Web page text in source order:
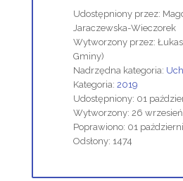
Udostępniony przez:
Jaraczewska-Wieczorek
Wytworzony przez:
Gminy)
Nadrzędna kategoria:
Kategoria: 2019
Udostępniony: 01
Wytworzony: 26
Poprawiono: 01
Odsłony: 1474